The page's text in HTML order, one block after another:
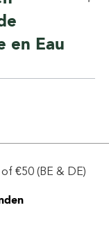
en Eau
€50 (BE & DE)